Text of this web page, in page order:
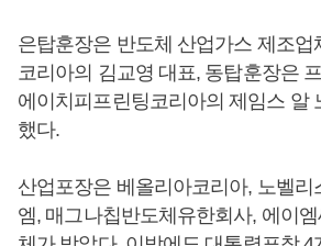
은탑훈장은 반도체 산업가스 제조업
코리아의 김교영 대표, 동탑훈장은
에이치피프린팅코리아의 제임스 알
했다.
산업포장은 베올리아코리아, 노벨리
엠, 매그나칩반도체유한회사, 에이